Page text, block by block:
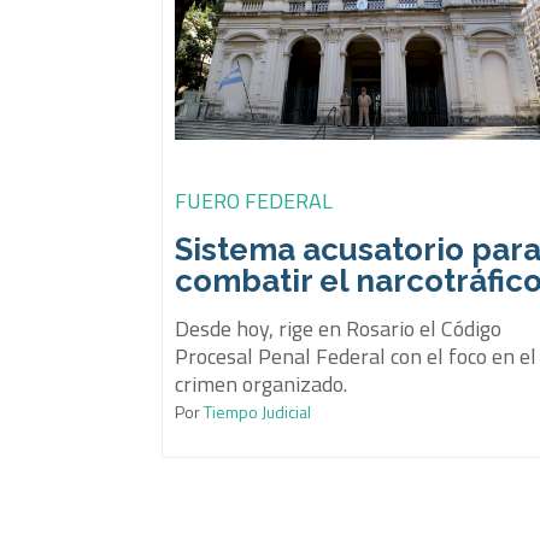
FUERO FEDERAL
Sistema acusatorio
combatir el
Desde hoy, rige en Rosario el Código
Procesal Penal Federal con el foco en el
crimen organizado.
PorTiempo Judicial